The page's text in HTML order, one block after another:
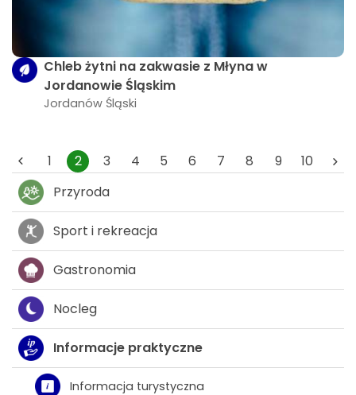
Chleb żytni na zakwasie z Młyna w
Jordanowie Śląskim
Jordanów Śląski
1 2 3 4 5 6 7 8 9
10
Przyroda
Sport i rekreacja
Gastronomia
Nocleg
Informacje praktyczne
Informacja turystyczna